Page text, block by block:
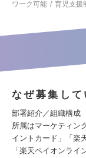
ワーク可能
育児支援
なぜ募集し
部署紹介／組織構成
所属はマーケティン
イントカード」「楽
「楽天ペイオンラ